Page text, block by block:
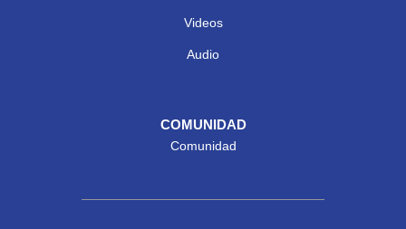
Videos
Audio
COMUNIDAD
Comunidad